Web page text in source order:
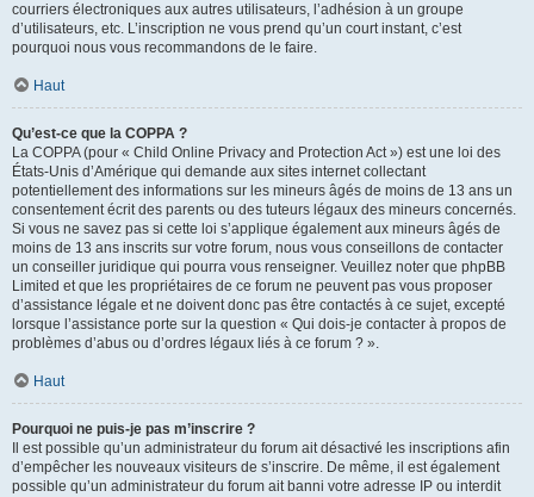
courriers électroniques aux autres utilisateurs, l’adhésion à un groupe
d’utilisateurs, etc. L’inscription ne vous prend qu’un court instant, c’est
pourquoi nous vous recommandons de le faire.
Haut
Qu’est-ce que la COPPA ?
La COPPA (pour « Child Online Privacy and Protection Act ») est une loi des
États-Unis d’Amérique qui demande aux sites internet collectant
potentiellement des informations sur les mineurs âgés de moins de 13 ans un
consentement écrit des parents ou des tuteurs légaux des mineurs concernés.
Si vous ne savez pas si cette loi s’applique également aux mineurs âgés de
moins de 13 ans inscrits sur votre forum, nous vous conseillons de contacter
un conseiller juridique qui pourra vous renseigner. Veuillez noter que phpBB
Limited et que les propriétaires de ce forum ne peuvent pas vous proposer
d’assistance légale et ne doivent donc pas être contactés à ce sujet, excepté
lorsque l’assistance porte sur la question « Qui dois-je contacter à propos de
problèmes d’abus ou d’ordres légaux liés à ce forum ? ».
Haut
Pourquoi ne puis-je pas m’inscrire ?
Il est possible qu’un administrateur du forum ait désactivé les inscriptions afin
d’empêcher les nouveaux visiteurs de s’inscrire. De même, il est également
possible qu’un administrateur du forum ait banni votre adresse IP ou interdit